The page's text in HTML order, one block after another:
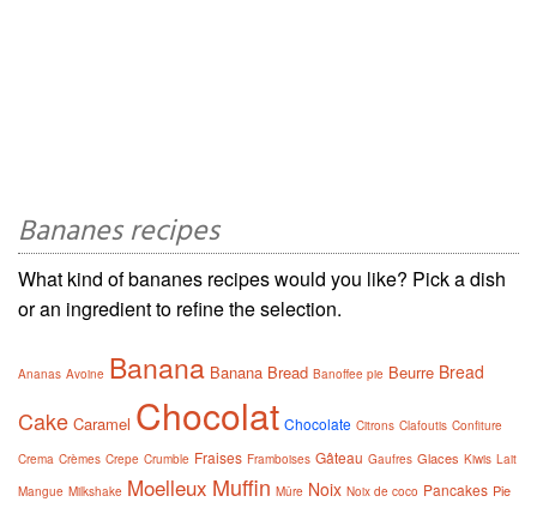
Bananes recipes
What kind of bananes recipes would you like? Pick a dish
or an ingredient to refine the selection.
Ananas Avoine Banana Banana Bread Banoffee pie Beurre Bread
Cake Caramel Chocolat Chocolate Citrons Clafoutis Confiture
Crema Crèmes Crepe Crumble Fraises Framboises Gâteau Gaufres Glaces Kiwis Lait
Mangue Milkshake Moelleux Muffin Mûre Noix Noix de coco Pancakes Pie